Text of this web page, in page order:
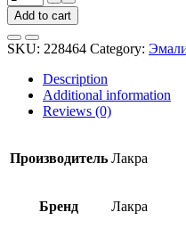
Лакра
ПФ-115
коричневая
1
quantity
Add to cart
SKU: 228464 Category:
Description
Additional information
Reviews (0)
Производитель Лакра
Бренд Лакра